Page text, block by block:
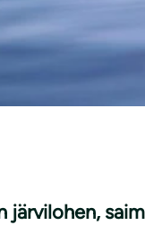
järvilohen,